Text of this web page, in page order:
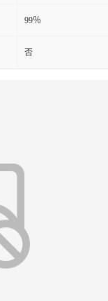
99％
否